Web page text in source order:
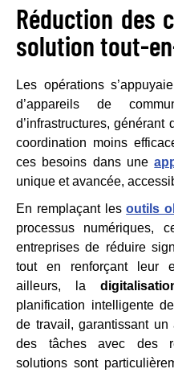
Réduction des
solution tout-
Les opérations
d’appareils de
d’infrastructures,
coordination moins
ces besoins dans une
unique et avancée,
En remplaçant lesoutils
processus numériques,
entreprises de réduire
tout en renforçant leur
ailleurs, la
planification intelligente
de travail, garantissant un
des tâches avec des
solutions sont